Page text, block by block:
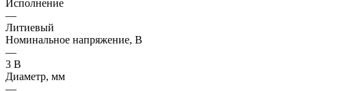
Исполнение
—
Литиевый
Номинальное напряжение, В
—
3 В
Диаметр, мм
—